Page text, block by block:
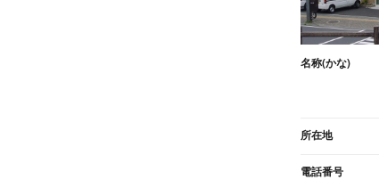
名称(かな)
所在地
電話番号